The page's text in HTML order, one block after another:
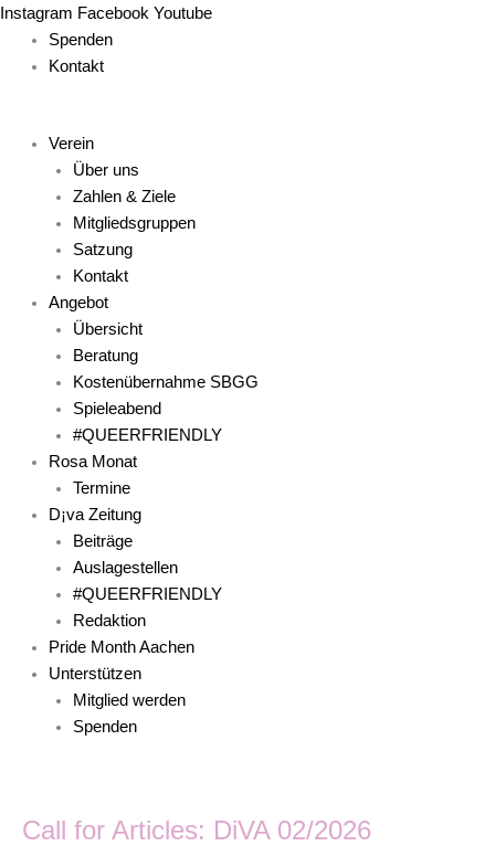
Zum
Inhalt
springen
Instagram Facebook Youtube
Main
Menu
Spenden
Kontakt
Main
Menu
Verein
Über uns
Zahlen & Ziele
Mitgliedsgruppen
Satzung
Kontakt
Angebot
Übersicht
Beratung
Kostenübernahme SBGG
Spieleabend
#QUEERFRIENDLY
Rosa Monat
Termine
D¡va Zeitung
Beiträge
Auslagestellen
#QUEERFRIENDLY
Redaktion
Pride Month Aachen
Unterstützen
Mitglied werden
Spenden
Call for Articles: DiVA 02/2026
for
Main
Menu
Main
Menu
Main
Menu